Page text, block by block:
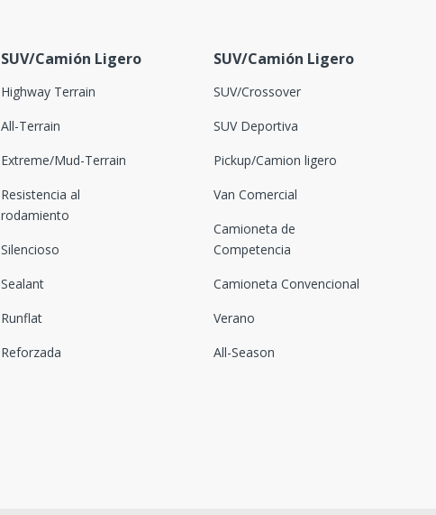
SUV/Camión Ligero
Highway Terrain
All-Terrain
Extreme/Mud-Terrain
Resistencia al
rodamiento
Silencioso
Sealant
Runflat
Reforzada
SUV/Camión Ligero
SUV/Crossover
SUV Deportiva
Pickup/Camion ligero
Van Comercial
Camioneta de
Competencia
Camioneta Convencional
Verano
All-Season